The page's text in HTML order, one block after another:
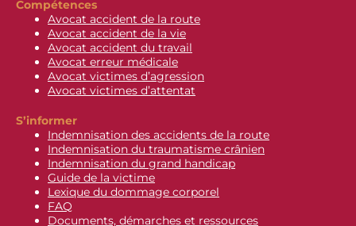
Compétences
Avocat accident de la route
Avocat accident de la vie
Avocat accident du travail
Avocat erreur médicale
Avocat victimes d’agression
Avocat victimes d’attentat
S’informer
Indemnisation des accidents de la route
Indemnisation du traumatisme crânien
Indemnisation du grand handicap
Guide de la victime
Lexique du dommage corporel
FAQ
Documents, démarches et ressources